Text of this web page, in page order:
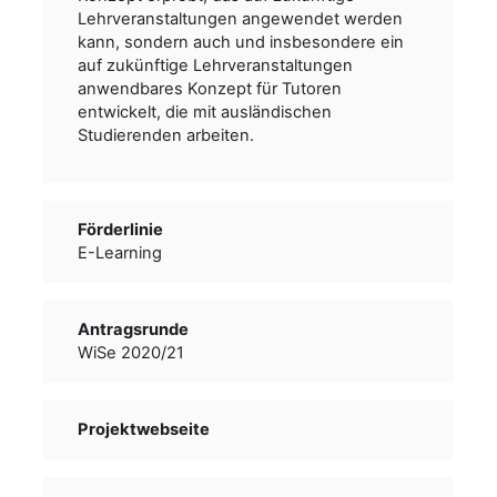
Lehrveranstaltungen angewendet werden
kann, sondern auch und insbesondere ein
auf zukünftige Lehrveranstaltungen
anwendbares Konzept für Tutoren
entwickelt, die mit ausländischen
Studierenden arbeiten.
Förderlinie
E-Learning
Antragsrunde
WiSe 2020/21
Projektwebseite